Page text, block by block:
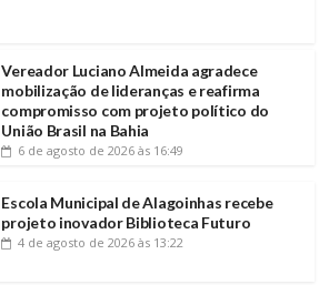
Vereador Luciano Almeida agradece
mobilização de lideranças e reafirma
compromisso com projeto político do
União Brasil na Bahia
6 de agosto de 2026 às 16:49
Escola Municipal de Alagoinhas recebe
projeto inovador Biblioteca Futuro
4 de agosto de 2026 às 13:22